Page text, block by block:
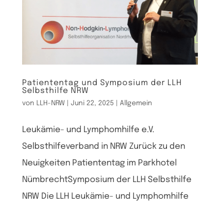
Patiententag und Symposium der LLH
Selbsthilfe NRW
von LLH-NRW| Juni 22, 2025 Allgemein
Leukämie- und Lymphomhilfe e.V.
Selbsthilfeverband in NRW Zurück zu den
Neuigkeiten Patiententag im Parkhotel
NümbrechtSymposium der LLH Selbsthilfe
NRW Die LLH Leukämie- und Lymphomhilfe